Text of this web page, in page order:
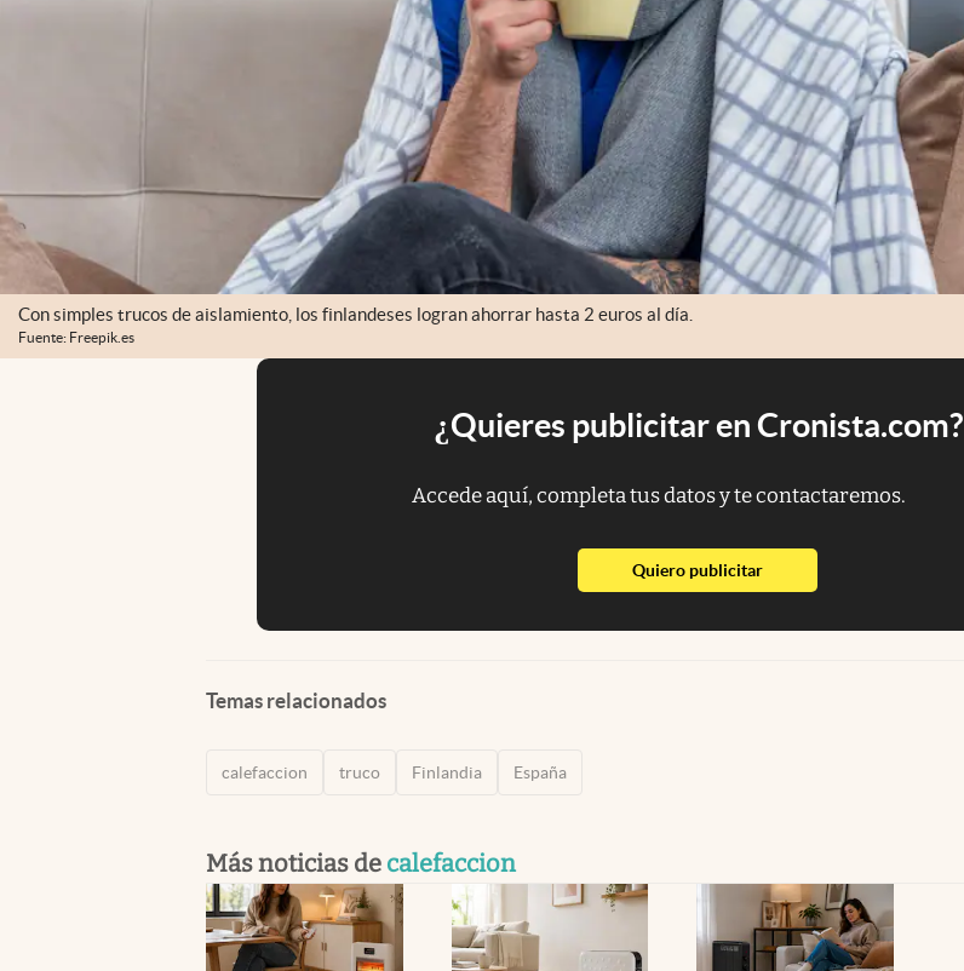
Con simples trucos de aislamiento, los finlandeses logran ahorrar hasta 2 euros al día.
Fuente: Freepik.es
¿Quieres publicitar en Cronista.com?
Accede aquí, completa tus datos y te contactaremos.
Quiero publicitarabre en nueva pestaña
Temas relacionados
calefaccion truco Finlandia España
Más noticias de calefaccion